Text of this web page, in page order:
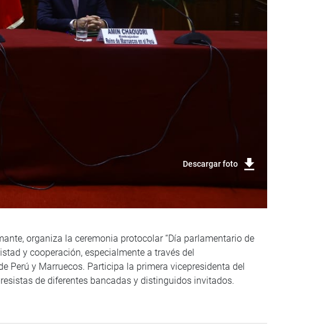
Descargar foto
organiza la ceremonia protocolar “Día parlamentario de
y cooperación, especialmente a través del
Perú y Marruecos. Participa la primera vicepresidenta del
de diferentes bancadas y distinguidos invitados.